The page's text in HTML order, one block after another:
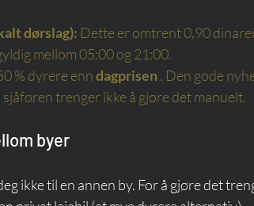
dørslag): Dette er omtrent 0,90
mellom 05:00 og 21:00.
% dyrere enndagprisen . Den gode
trenger ikke å gjøre det manuelt.
byer
ikke til en annen by. For å gjøre det